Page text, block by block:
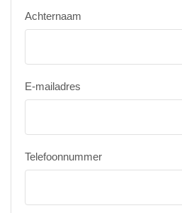
Achternaam
E-mailadres
Telefoonnummer